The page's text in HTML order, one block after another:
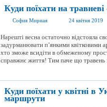
Куди поїхати на
София Мирная 24 квітня 2019
Нарешті весна остаточно відстояла
задурманювати п’янкими квітковими
хто зможе всидіти в обмеженому
справжнє життя! Тим паче що травень
Куди поїхати у квітні в
маршрути